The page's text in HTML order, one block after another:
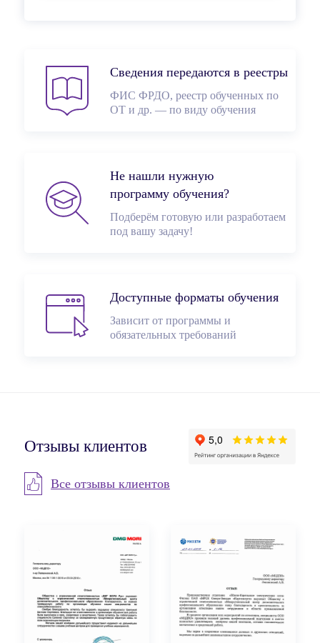
Сведения передаются в реестры
ФИС ФРДО, реестр обученных по
ОТ и др. — по виду обучения
Не нашли нужную
программу обучения?
Подберём готовую или разработаем
под вашу задачу!
Доступные форматы обучения
Зависит от программы и
обязательных требований
Отзывы клиентов
Все отзывы клиентов